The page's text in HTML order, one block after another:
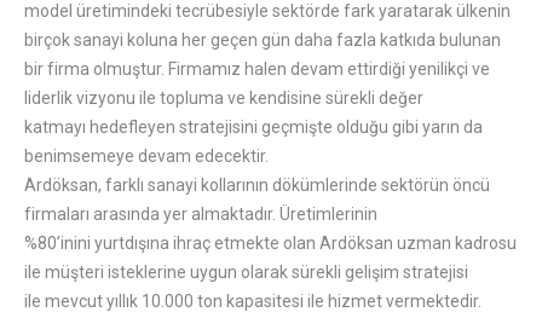
model üretimindeki tecrübesiyle sektörde fark yaratarak ülkenin
birçok sanayi koluna her geçen gün daha fazla katkıda bulunan
bir firma olmuştur. Firmamız halen devam ettirdiği yenilikçi ve
liderlik vizyonu ile topluma ve kendisine sürekli değer
katmayı hedefleyen stratejisini geçmişte olduğu gibi yarın da
benimsemeye devam edecektir.
Ardöksan, farklı sanayi kollarının dökümlerinde sektörün öncü
firmaları arasında yer almaktadır. Üretimlerinin
%80’inini yurtdışına ihraç etmekte olan Ardöksan uzman kadrosu
ile müşteri isteklerine uygun olarak sürekli gelişim stratejisi
ile mevcut yıllık 10.000 ton kapasitesi ile hizmet vermektedir.